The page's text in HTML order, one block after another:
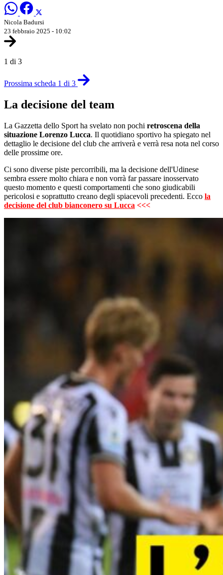
Nicola Badursi
23 febbraio 2025 - 10:02
1 di 3
Prossima scheda 1 di 3
La decisione del team
La Gazzetta dello Sport ha svelato non pochi retroscena della
situazione Lorenzo Lucca. Il quotidiano sportivo ha spiegato nel
dettaglio le decisione del club che arriverà e verrà resa nota nel corso
delle prossime ore.
Ci sono diverse piste percorribili, ma la decisione dell'Udinese
sembra essere molto chiara e non vorrà far passare inosservato
questo momento e questi comportamenti che sono giudicabili
pericolosi e soprattutto creano degli spiacevoli precedenti. Ecco la
decisione del club bianconero su Lucca <<<